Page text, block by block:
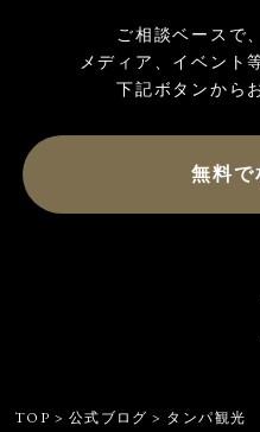
ご相談ベースで
メディア、イベント
無料で
TOP > 公式ブログ > タンパ観光